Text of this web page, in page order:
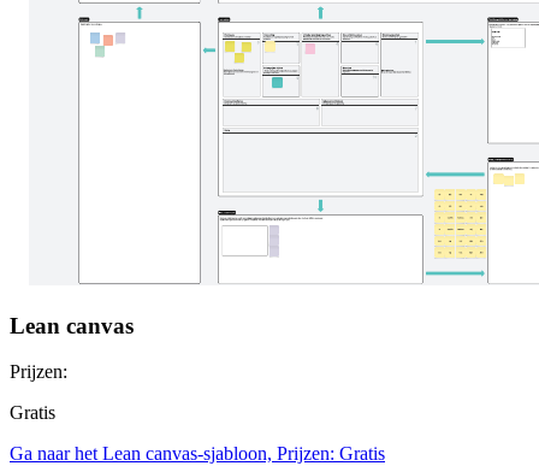
Lean canvas
Prijzen:
Gratis
Ga naar het Lean canvas-sjabloon, Prijzen: Gratis